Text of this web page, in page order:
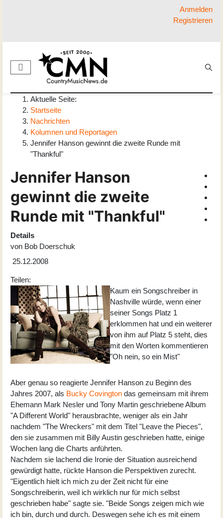
Anmelden
Registrieren
Aktuelle Seite:
Startseite
Nachrichten
Kolumnen und Reportagen
Jennifer Hanson gewinnt die zweite Runde mit
"Thankful"
Jennifer Hanson
gewinnt die zweite
Runde mit "Thankful"
Details
von Bob Doerschuk
25.12.2008
Teilen:
Kaum ein Songschreiber in
Nashville würde, wenn einer
seiner Songs Platz 1
erklommen hat und ein weiterer
von ihm auf Platz 5 steht, dies
mit den Worten kommentieren
"Oh nein, so ein Mist"
Aber genau so reagierte Jennifer Hanson zu Beginn des
Jahres 2007, als Bucky Covington das gemeinsam mit ihrem
Ehemann Mark Nesler und Tony Martin geschriebene Album
"A Different World" herausbrachte, weniger als ein Jahr
nachdem "The Wreckers" mit dem Titel "Leave the Pieces",
den sie zusammen mit Billy Austin geschrieben hatte, einige
Wochen lang die Charts anführten.
Nachdem sie lachend die Ironie der Situation ausreichend
gewürdigt hatte, rückte Hanson die Perspektiven zurecht.
"Eigentlich hielt ich mich zu der Zeit nicht für eine
Songschreiberin, weil ich wirklich nur für mich selbst
geschrieben habe" sagte sie. "Beide Songs zeigen mich wie
ich bin, durch und durch. Deswegen sehe ich es mit einem